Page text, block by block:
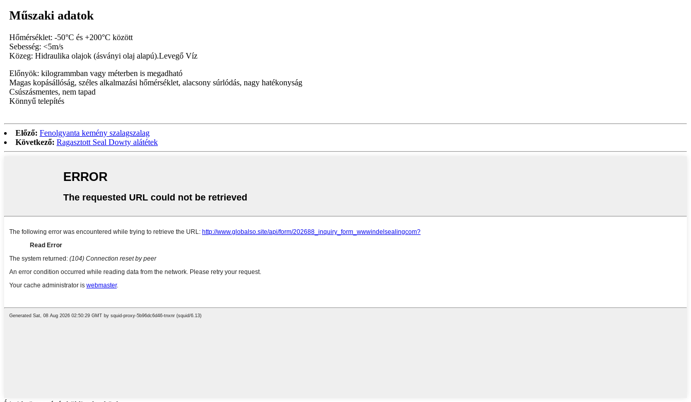
Műszaki adatok
Hőmérséklet: -50°C és +200°C között
Sebesség: <5m/s
Közeg: Hidraulika olajok (ásványi olaj alapú).Levegő Víz
Előnyök: kilogrammban vagy méterben is megadható
Magas kopásállóság, széles alkalmazási hőmérséklet, alacsony súrlódás, nagy hatékonyság
Csúszásmentes, nem tapad
Könnyű telepítés
Előző: Fenolgyanta kemény szalagszalag
Következő: Ragasztott Seal Dowty alátétek